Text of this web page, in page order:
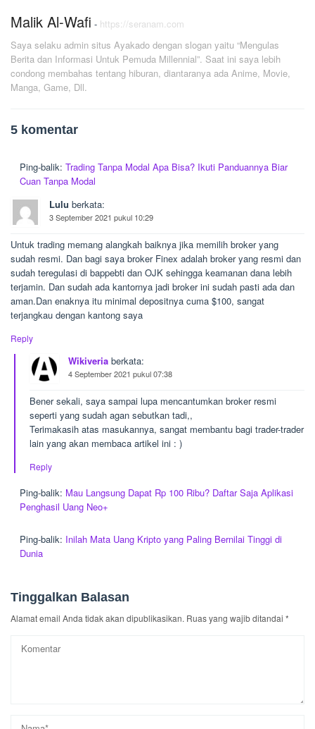
Malik Al-Wafi - https://seranam.com
Saya selaku admin situs Ayakado dengan slogan yaitu “Mengulas
Berita dan Informasi Untuk Pemuda Millennial”. Saat ini saya lebih
condong membahas tentang hiburan, diantaranya ada Anime, Movie,
Manga, Game, Dll.
5 komentar
Ping-balik: Trading Tanpa Modal Apa Bisa? Ikuti Panduannya Biar
Cuan Tanpa Modal
Lulu berkata:
3 September 2021 pukul 10:29
Untuk trading memang alangkah baiknya jika memilih broker yang
sudah resmi. Dan bagi saya broker Finex adalah broker yang resmi dan
sudah teregulasi di bappebti dan OJK sehingga keamanan dana lebih
terjamin. Dan sudah ada kantornya jadi broker ini sudah pasti ada dan
aman.Dan enaknya itu minimal depositnya cuma $100, sangat
terjangkau dengan kantong saya
Reply
Wikiveria berkata:
4 September 2021 pukul 07:38
Bener sekali, saya sampai lupa mencantumkan broker resmi
seperti yang sudah agan sebutkan tadi,,
Terimakasih atas masukannya, sangat membantu bagi trader-trader
lain yang akan membaca artikel ini : )
Reply
Ping-balik: Mau Langsung Dapat Rp 100 Ribu? Daftar Saja Aplikasi
Penghasil Uang Neo+
Ping-balik: Inilah Mata Uang Kripto yang Paling Bernilai Tinggi di
Dunia
Tinggalkan Balasan
Alamat email Anda tidak akan dipublikasikan. Ruas yang wajib ditandai *